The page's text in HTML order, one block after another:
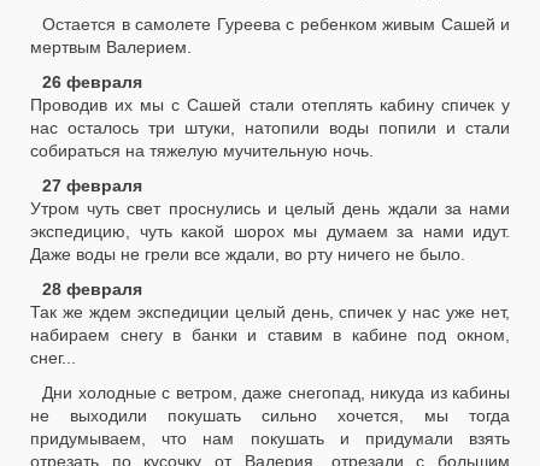
Остается в самолете Гуреева с ребенком живым Сашей и
мертвым Валерием.
26 февраля
Проводив их мы с Сашей стали отеплять кабину спичек у
нас осталось три штуки, натопили воды попили и стали
собираться на тяжелую мучительную ночь.
27 февраля
Утром чуть свет проснулись и целый день ждали за нами
экспедицию, чуть какой шорох мы думаем за нами идут.
Даже воды не грели все ждали, во рту ничего не было.
28 февраля
Так же ждем экспедиции целый день, спичек у нас уже нет,
набираем снегу в банки и ставим в кабине под окном,
снег...
Дни холодные с ветром, даже снегопад, никуда из кабины
не выходили покушать сильно хочется, мы тогда
придумываем, что нам покушать и придумали взять
отрезать по кусочку от Валерия, отрезали с большим